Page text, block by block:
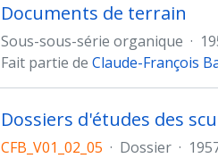
Documents de terrain
Sous-sous-série organique ·
Fait partie de Claude-François
Dossiers d'études des
CFB_V01_02_05 · Dossier ·